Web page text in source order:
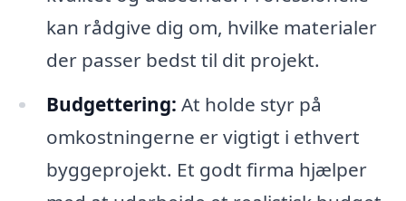
kan rådgive dig om, hvilke materialer
der passer bedst til dit projekt.
Budgettering: At holde styr på
omkostningerne er vigtigt i ethvert
byggeprojekt. Et godt firma hjælper